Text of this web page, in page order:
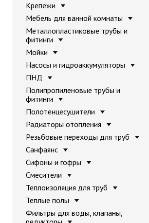
Крепежи
Мебель для ванной комнаты
Металлопластиковые трубы и
фитинги
Мойки
Насосы и гидроаккумуляторы
ПНД
Полипропиленовые трубы и
фитинги
Полотенцесушители
Радиаторы отопления
Резьбовые переходы для труб
Санфаянс
Сифоны и гофры
Смесители
Теплоизоляция для труб
Теплые полы
Фильтры для воды, клапаны,